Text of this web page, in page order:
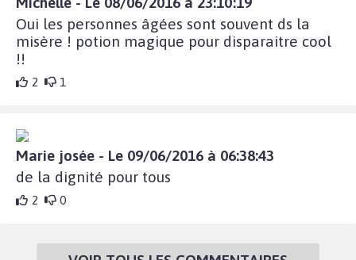
Oui les personnes âgées sont souvent ds la
misère ! potion magique pour disparaitre cool
!!
2 1
Marie josée - Le 09/06/2016 à 06:38:43
de la dignité pour tous
2 0